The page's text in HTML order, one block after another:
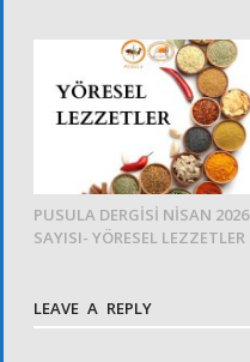
PUSULA DERGİSİ NİSAN 2026
SAYISI- YÖRESEL LEZZETLER
LEAVE A REPLY